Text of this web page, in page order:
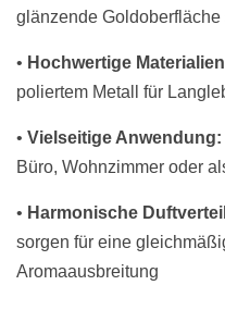
glänzende
• Hochwertige
poliertem Metall für
• Vielseitige Anwendung:
Büro, Wohnzimmer oder
• Harmonische
sorgen für eine
Aromaausbreitung